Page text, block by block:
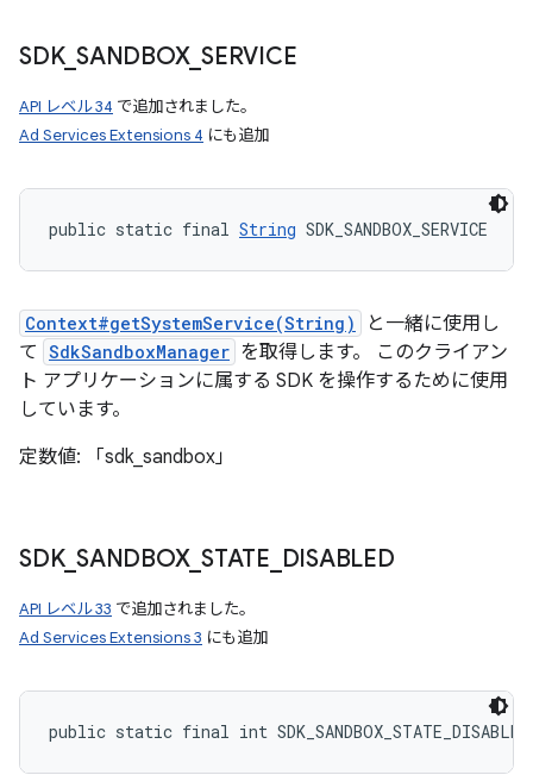
SDK_ SANDBOX_ SERVICE
API レベル 34 で追加されました。
Ad Services Extensions 4 にも追加
public static final String SDK_SANDBOX_SERVICE
Context#getSystemService(String)
と一緒に使用し
て SdkSandboxManager を取得します。 このクライアン
ト アプリケーションに属する SDK を操作するために使用
しています。
定数値: 「sdk_sandbox」
SDK_ SANDBOX_ STATE DISABLED
API レベル 33 で追加されました。
Ad Services Extensions 3 にも追加
public static final int SDK_SANDBOX_STATE_DISABLED